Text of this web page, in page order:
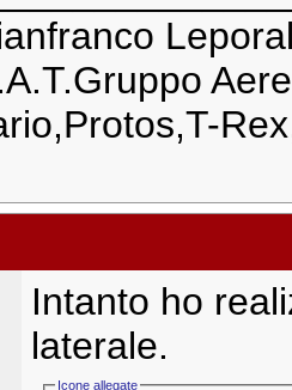
Intanto ho
laterale.
Icone allegate